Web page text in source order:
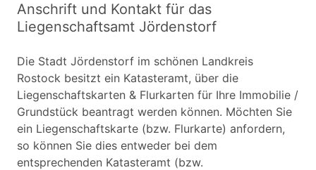
Anschrift und Kontakt für das
Liegenschaftsamt Jördenstorf
Die Stadt Jördenstorf im schönen Landkreis
Rostock besitzt ein Katasteramt, über die
Liegenschaftskarten & Flurkarten für Ihre Immobilie /
Grundstück beantragt werden können. Möchten Sie
ein Liegenschaftskarte (bzw. Flurkarte) anfordern,
so können Sie dies entweder bei dem
entsprechenden Katasteramt (bzw.